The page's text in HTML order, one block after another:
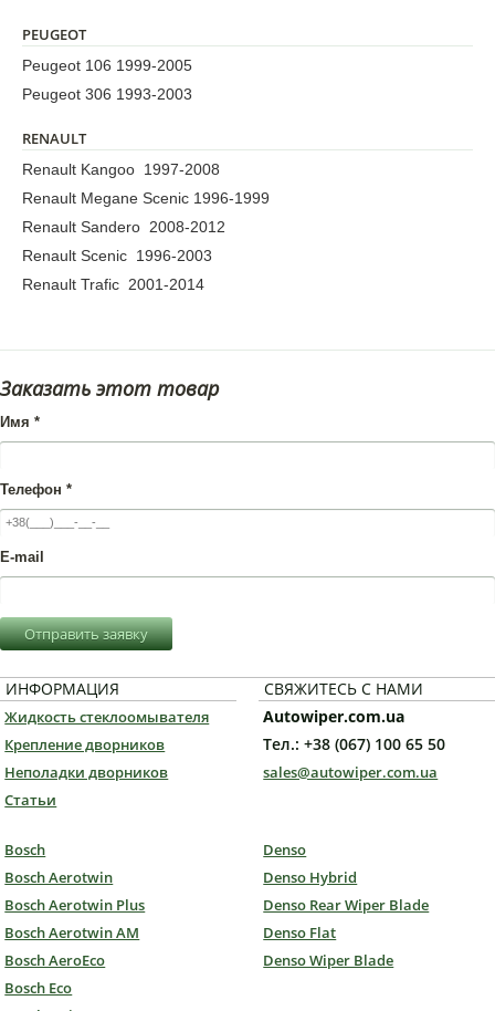
PEUGEOT
Peugeot 106 1999-2005
Peugeot 306 1993-2003
RENAULT
Renault Kangoo 1997-2008
Renault Megane Scenic 1996-1999
Renault Sandero 2008-2012
Renault Scenic 1996-2003
Renault Trafic 2001-2014
Заказать этот товар
Имя *
Телефон *
E-mail
Отправить заявку
ИНФОРМАЦИЯ
Жидкость стеклоомывателя
Крепление дворников
Неполадки дворников
Статьи
СВЯЖИТЕСЬ С НАМИ
Autowiper.com.ua
Тел.: +38 (067) 100 65 50
sales@autowiper.com.ua
Bosch
Bosch Aerotwin
Bosch Aerotwin Plus
Bosch Aerotwin AM
Bosch AeroEco
Bosch Eco
Denso
Denso Hybrid
Denso Rear Wiper Blade
Denso Flat
Denso Wiper Blade